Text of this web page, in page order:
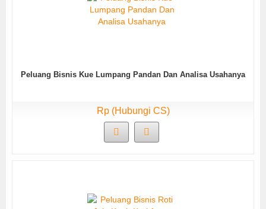
Peluang Bisnis Kue Lumpang Pandan Dan Analisa Usahanya
Rp (Hubungi CS)